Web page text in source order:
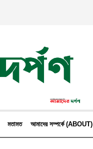
মতামত আমাদের সম্পর্কে (ABOUT)